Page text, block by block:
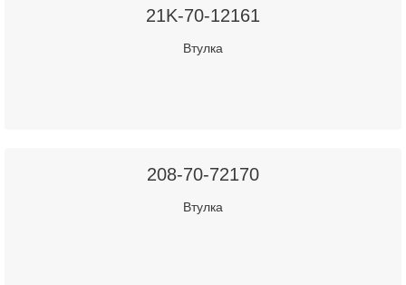
21K-70-12161
Втулка
208-70-72170
Втулка